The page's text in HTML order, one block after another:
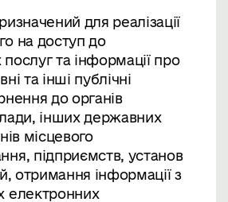
для реалізації
на доступ до
та інформації про
та інші публічні
до органів
інших державних
місцевого
підприємств, установ
отримання інформації з
електронних